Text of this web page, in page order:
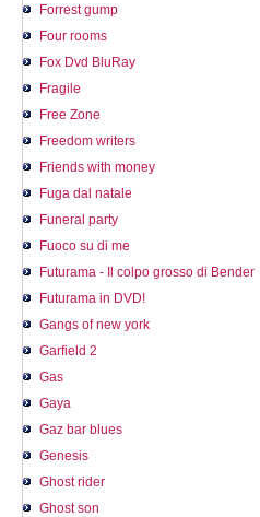
Forrest gump
Four rooms
Fox Dvd BluRay
Fragile
Free Zone
Freedom writers
Friends with money
Fuga dal natale
Funeral party
Fuoco su di me
Futurama - Il colpo grosso di Bender
Futurama in DVD!
Gangs of new york
Garfield 2
Gas
Gaya
Gaz bar blues
Genesis
Ghost rider
Ghost son